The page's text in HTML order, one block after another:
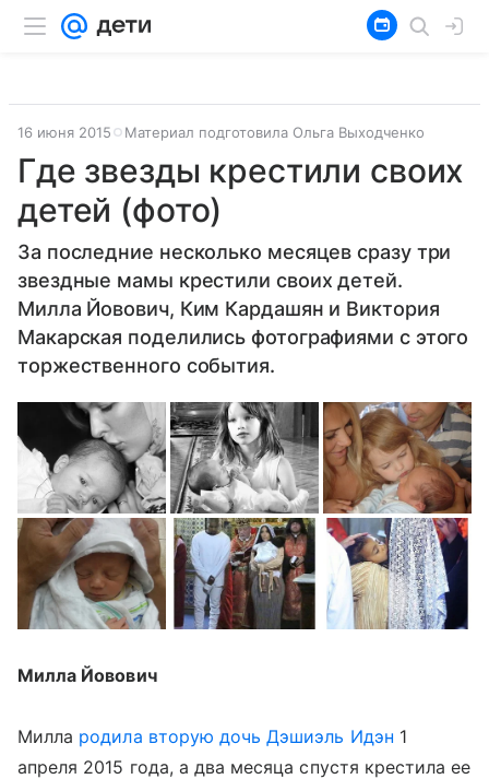
16 июня 2015 Материал подготовила Ольга Выходченко
Где звезды крестили своих
детей (фото)
За последние несколько месяцев сразу три
звездные мамы крестили своих детей.
Милла Йовович, Ким Кардашян и Виктория
Макарская поделились фотографиями с этого
торжественного события.
Милла Йовович
Милла родила вторую дочь Дэшиэль Идэн 1
апреля 2015 года, а два месяца спустя крестила ее